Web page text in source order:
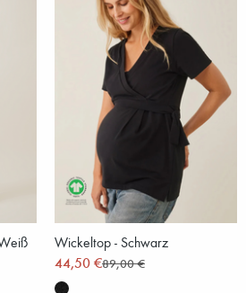
Wickeltop - Schwarz
44,50 €89,00 €